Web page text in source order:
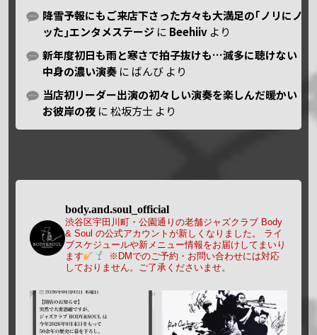
降雪予報にもご来店下さった方々も大満足の｢ノリにノ
ッた｣エンタメステージ に Beehiiv より
新年度初日も雨と寒さで拍子抜けも…滅多に聴けない
中身の濃い演奏 に ばんび より
当店初リーダー出演の初々しい演奏を楽しんだ暖かい
お彼岸の夜 に松坂方士 より
body.and.soul_official
渋谷区宇田川町・公園通りの老舗ジャズクラブ Body
& Soul の公式アカウントが新しくなりました。
ライ
ブスケジュールや新メニュー情報をお届けしてまいり
ます
※DMでのご予約・お問い合わせには対応
しておりません。ご了承くださいませ。